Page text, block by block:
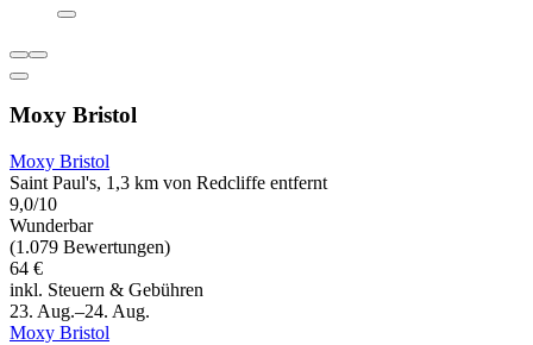
Moxy Bristol
Moxy Bristol
Saint Paul's, 1,3 km von Redcliffe entfernt
9,0/10
Wunderbar
(1.079 Bewertungen)
64 €
inkl. Steuern & Gebühren
23. Aug.–24. Aug.
Moxy Bristol